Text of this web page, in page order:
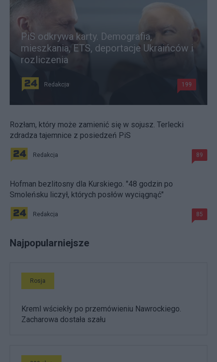
PiS odkrywa karty. Demografia,
mieszkania, ETS, deportacje Ukraińców i
rozliczenia
Redakcja 199
Rozłam, który może zamienić się w sojusz. Terlecki
zdradza tajemnice z posiedzeń PiS
Redakcja 89
Hofman bezlitosny dla Kurskiego. "48 godzin po
Smoleńsku liczył, których posłów wyciągnąć"
Redakcja 85
Najpopularniejsze
Rosja
Kreml wściekły po przemówieniu Nawrockiego.
Zacharowa dostała szału